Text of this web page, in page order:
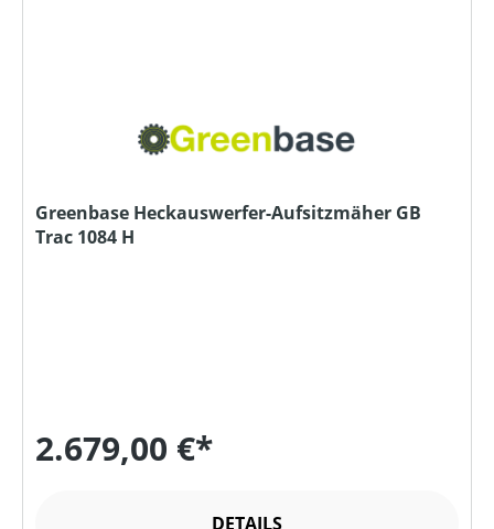
Greenbase Heckauswerfer-Aufsitzmäher GB
Trac 1084 H
2.679,00 €*
DETAILS